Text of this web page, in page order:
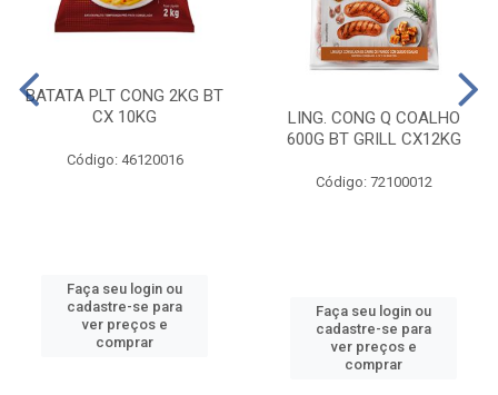
BATATA PLT CONG 2KG BT
CX 10KG
Código: 46120016
Faça seu login ou
cadastre-se para
ver preços e
comprar
LING. CONG Q COALHO
600G BT GRILL CX12KG
Código: 72100012
Faça seu login ou
cadastre-se para
ver preços e
comprar